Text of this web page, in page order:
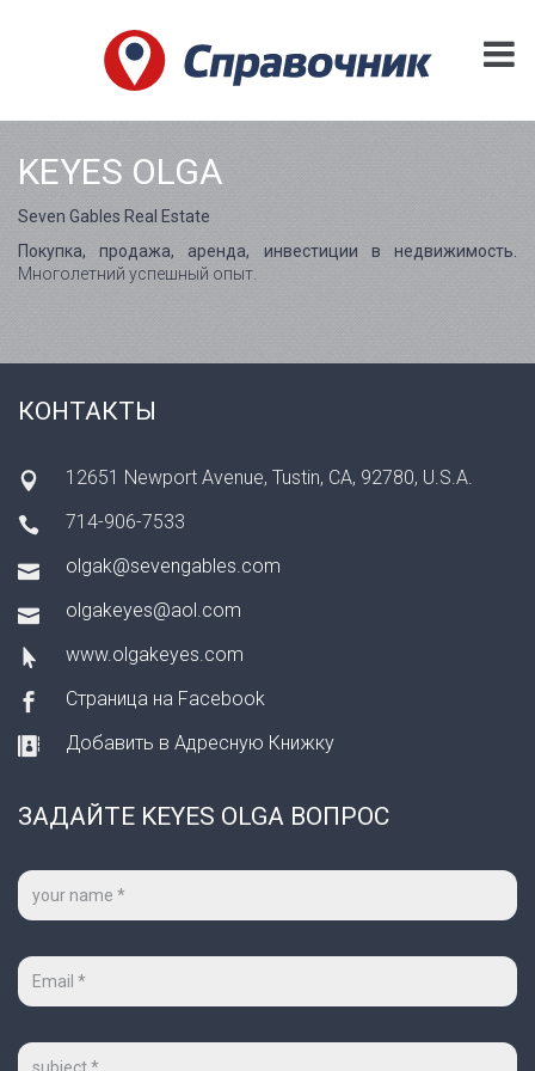
KEYES OLGA
Seven Gables Real Estate
Покупка, продажа, аренда, инвестиции в недвижимость.
Многолетний успешный опыт.
КОНТАКТЫ
12651 Newport Avenue, Tustin, CA, 92780, U.S.A.
714-906-7533
olgak@sevengables.com
olgakeyes@aol.com
www.olgakeyes.com
Страница на Facebook
Добавить в Адресную Книжку
ЗАДАЙТЕ KEYES OLGA ВОПРОС
Ваше
имя
Ваш
mail
Тема